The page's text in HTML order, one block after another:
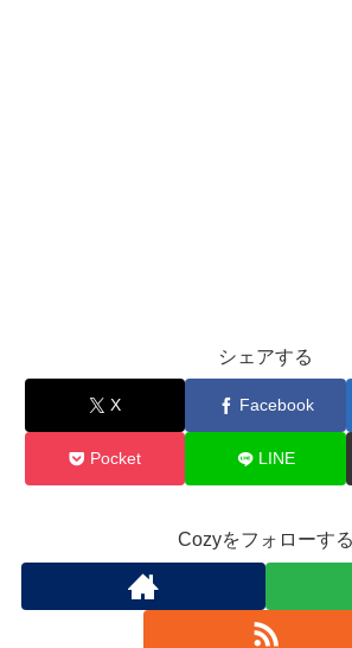
シェアする
X Facebook
Pocket LINE
Cozyをフォローする